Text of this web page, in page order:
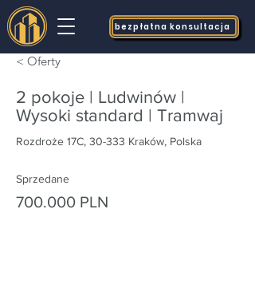
bezpłatna konsultacja
< Oferty
2 pokoje | Ludwinów |
Wysoki standard | Tramwaj
Rozdroże 17C, 30-333 Kraków, Polska
Sprzedane
700.000 PLN